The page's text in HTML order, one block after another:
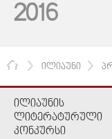
2016
ᲘᲚᲘᲐᲣᲜᲘ
ᲘᲚᲘᲐᲣᲜᲘᲡ
ᲚᲘᲢᲔᲠᲐᲢᲣᲠᲣᲚᲘ
ᲙᲝᲜᲙᲣᲠᲡᲘ